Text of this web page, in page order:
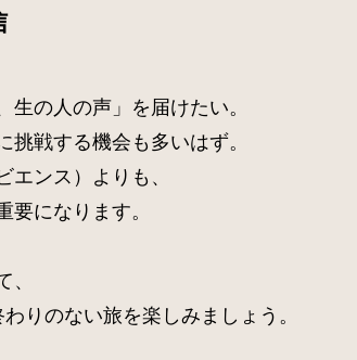
の人の声」を届けたい。
戦する機会も多いはず。
ンス）よりも、
になります。
りのない旅を楽しみましょう。